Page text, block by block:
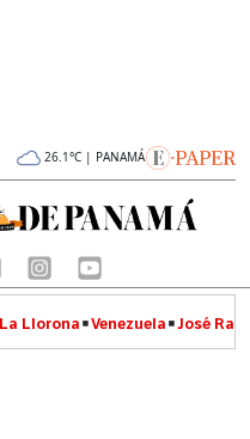
26.1°C | PANAMÁ
La Llorona Venezuela José